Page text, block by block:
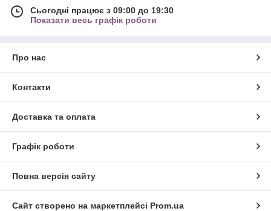
Сьогодні працює з 09:00 до 19:30
Показати весь графік роботи
Про нас
Контакти
Доставка та оплата
Графік роботи
Повна версія сайту
Сайт створено на маркетплейсі Prom.ua